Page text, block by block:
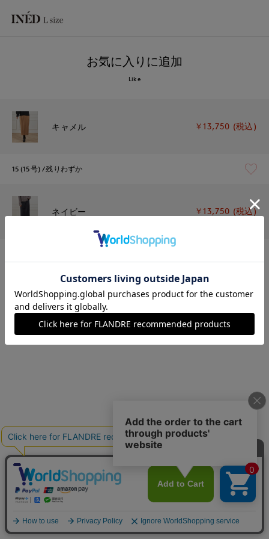
お気に入りに追加
Like
キャメル ￥13,750 (税込)
15(15号) 残りわずか
ネイビー ￥13,750 (税込)